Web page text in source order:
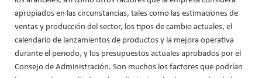
apropiados en las circunstancias, tales como las estimaciones de
ventas y producción del sector, los tipos de cambio actuales, el
calendario de lanzamientos de productos y la mejora operativa
durante el periodo, y los presupuestos actuales aprobados por el
Consejo de Administración. Son muchos los factores que podrían